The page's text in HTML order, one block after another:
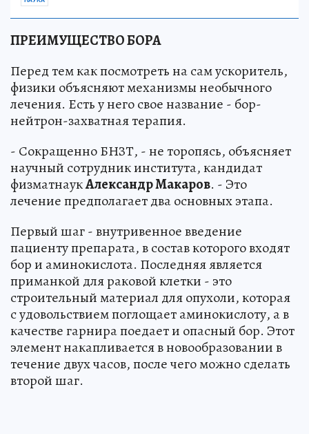
ПРЕИМУЩЕСТВО БОРА
Перед тем как посмотреть на сам ускоритель,
физики объясняют механизмы необычного
лечения. Есть у него свое название - бор-
нейтрон-захватная терапия.
- Сокращенно БНЗТ, - не торопясь, объясняет
научный сотрудник института, кандидат
физматнаукАлександр Макаров. - Это
лечение предполагает два основных этапа.
Первый шаг - внутривенное введение
пациенту препарата, в состав которого входят
бор и аминокислота. Последняя является
приманкой для раковой клетки - это
строительный материал для опухоли, которая
с удовольствием поглощает аминокислоту, а в
качестве гарнира поедает и опасный бор. Этот
элемент накапливается в новообразовании в
течение двух часов, после чего можно сделать
второй шаг.